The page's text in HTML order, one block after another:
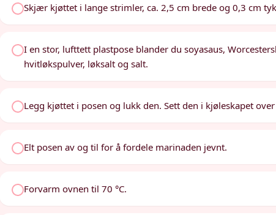
Skjær kjøttet i lange strimler, ca. 2,5 cm brede og 0,3 cm
I en stor, lufttett plastpose blander du soyasaus,
hvitløkspulver, løksalt og salt.
Legg kjøttet i posen og lukk den. Sett den i kjøleskapet
Elt posen av og til for å fordele marinaden jevnt.
Forvarm ovnen til 70 °C.